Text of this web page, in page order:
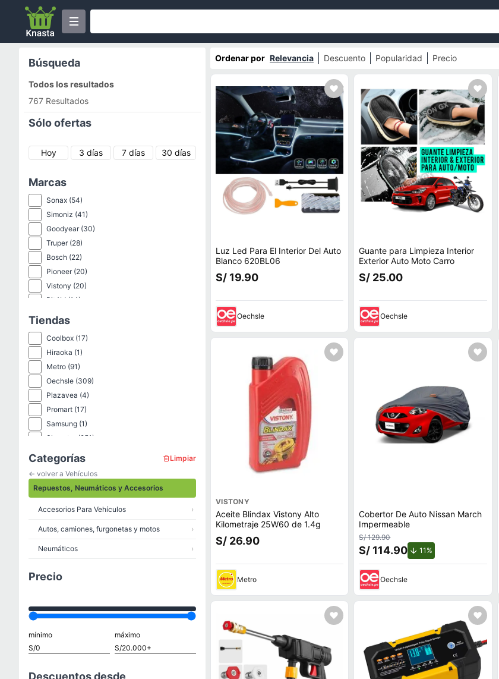
Búsqueda
Todos los resultados
767 Resultados
Sólo ofertas
Hoy 3 días 7 días 30 días
Marcas
Sonax (54)
Simoniz (41)
Goodyear(30)
Truper(28)
Bosch (22)
Pioneer(20)
Vistony (20)
Bit4Id (14)
Abro
Little Trees (10)
Nexus(7)
Start Fg(7)
Car Freshner(6)
Electrolux (6)
Etna(6)
Motor Extreme
Total(6)
Kit(5)
Tiendas
Coolbox (17)
Hiraoka (1)
Metro (91)
Oechsle (309)
Plazavea (4)
Promart (17)
Samsung (1)
Shopstar
(251)
(76)
Categorías
Limpiar
← volver a Vehículos
Repuestos, Neumáticos y Accesorios
Accesorios Para Vehículos ›
Autos, camiones, furgonetas y motos ›
Neumáticos ›
Precio
mínimo máximo
Descuentos desde
Ordenar por Relevancia Descuento Popularidad Precio
Luz Led Para El Interior Del Auto
Blanco 620BL06
S/ 19.90
Oechsle
Guante para Limpieza Interior
Exterior Auto Moto Carro
S/ 25.00
Oechsle
VISTONY
Aceite Blindax Vistony Alto
Kilometraje 25W60 de 1.4g
S/ 26.90
Metro
Cobertor De Auto Nissan March
Impermeable
S/ 129.90
S/ 114.90 11%
Oechsle